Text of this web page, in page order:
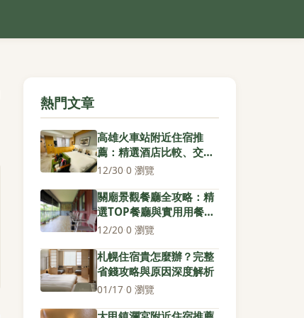
熱門文章
高雄火車站附近住宿推
薦：精選酒店比較、交通
攻略與省錢秘訣
12/30·0 瀏覽
關廟景觀餐廳全攻略：精
選TOP餐廳與實用用餐建
議
12/20·0 瀏覽
札幌住宿貴怎麼辦？完整
省錢攻略與原因深度解析
01/17·0 瀏覽